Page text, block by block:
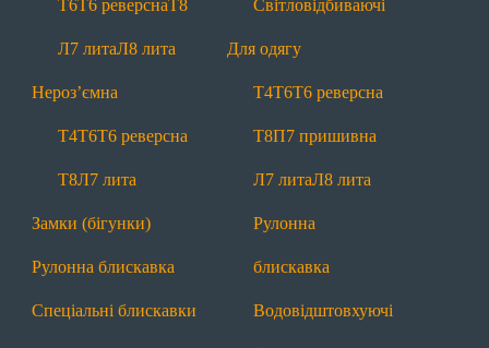
Т6Т6 реверснаТ8
Л7 литаЛ8 лита
Нероз’ємна
Т4Т6Т6 реверсна
Т8Л7 лита
Замки (бігунки)
Рулонна блискавка
Спеціальні блискавки
Світловідбиваючі
Для одягу
Т4Т6Т6 реверсна
Т8П7 пришивна
Л7 литаЛ8 лита
Рулонна
блискавка
Водовідштовхуючі
Т6 Т6 реверсна Т8
Нероз'ємні
Т4 Т8
Замки (бігунки) Рулонна блискавка
Спеціальні
Водовідштовхуючі Прогумовані
Світловідбиваючі З лінією вшивання